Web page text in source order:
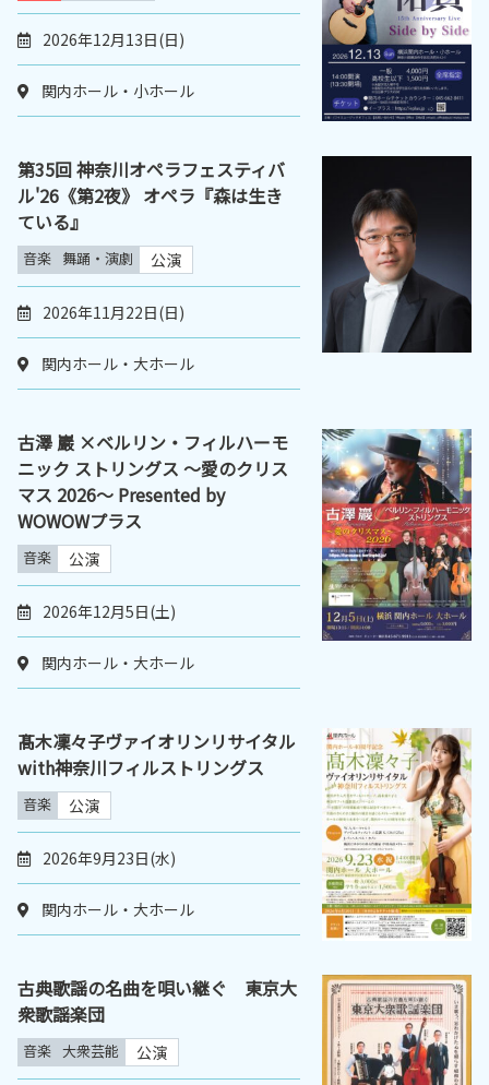
2026年12月13日(日)
関内ホール・小ホール
第35回 神奈川オペラフェスティバ
ル'26《第2夜》 オペラ『森は生き
ている』
音楽 舞踊・演劇 公演
2026年11月22日(日)
関内ホール・大ホール
古澤 巖 ×ベルリン・フィルハーモ
ニック ストリングス 〜愛のクリス
マス 2026〜 Presented by
WOWOWプラス
音楽 公演
2026年12月5日(土)
関内ホール・大ホール
髙木凜々子ヴァイオリンリサイタル
with神奈川フィルストリングス
音楽 公演
2026年9月23日(水)
関内ホール・大ホール
古典歌謡の名曲を唄い継ぐ 東京大
衆歌謡楽団
音楽 大衆芸能 公演